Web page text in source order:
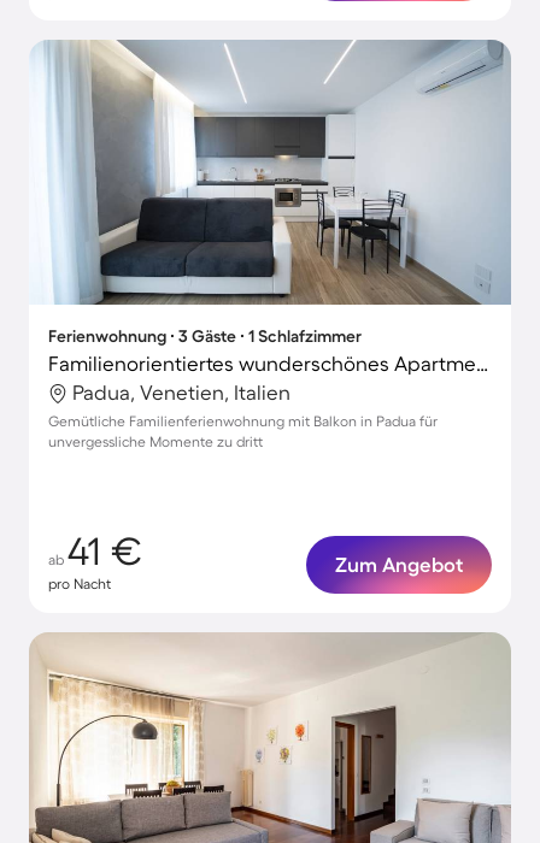
Ferienwohnung ∙ 3 Gäste ∙ 1 Schlafzimmer
Familienorientiertes wunderschönes Apartment | Stadtblick
Padua, Venetien, Italien
Gemütliche Familienferienwohnung mit Balkon in Padua für
unvergessliche Momente zu dritt
ab 41 €
pro Nacht
Zum Angebot